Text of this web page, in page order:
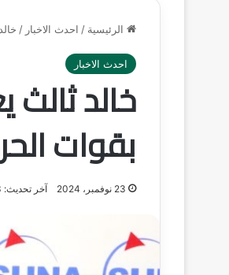
الرئيسية / احدث الاخبار /
احدث الاخبار
خالد ثالث
بقوات
23 نوفمبر، 2024 آخر تحديث: 23 نوفمبر، 2024